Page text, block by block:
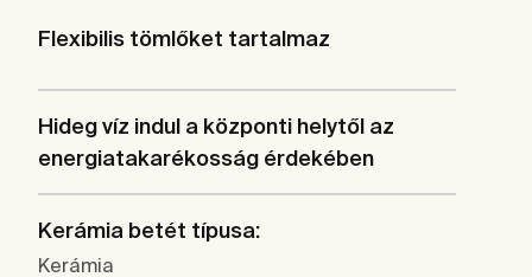
Flexibilis tömlőket tartalmaz
Hideg víz indul a központi helytől az
energiatakarékosság érdekében
Kerámia betét típusa:
Kerámia